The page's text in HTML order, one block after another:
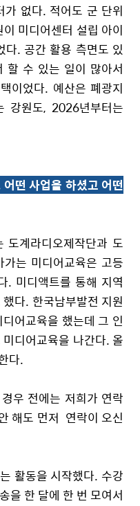
없다. 적어도 군 단위
미디어센터 설립 아이
다. 공간 활용 측면도 있
할 수 있는 일이 많아서
이었다. 예산은 폐광지
강원도, 2026년부터는
떤 사업을 하셨고 어떤
도계라디오제작단과 도
는 미디어교육은 고등
. 미디액트를 통해 지역
다. 한국남부발전 지원
어교육을 했는데 그 인
디어교육을 나간다. 올
다.
우 전에는 저희가 연락
해도 먼저 연락이 오신
활동을 시작했다. 수강
을 한 달에 한 번 모여서